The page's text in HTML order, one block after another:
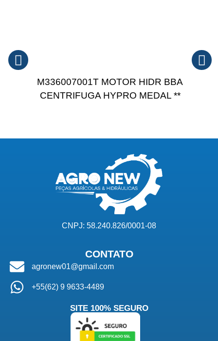
M336007001T MOTOR HIDR BBA
CENTRIFUGA HYPRO MEDAL **
CNPJ: 58.240.826/0001-08
CONTATO
agronew01@gmail.com
+55(62) 9 9633-4489
SITE 100% SEGURO